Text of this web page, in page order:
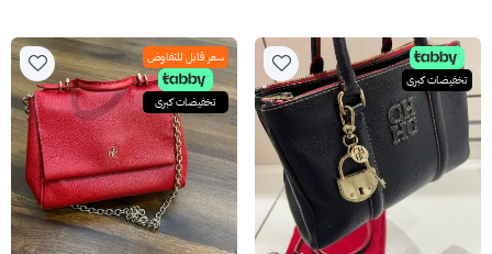
تخفيضات كبرى
سعر قابل للتفاوض
تخفيضات كبرى